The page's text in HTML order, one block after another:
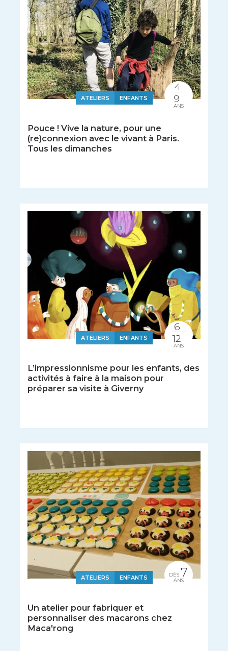
ATELIERS ENFANTS
Pouce ! Vive la nature, pour une
(re)connexion avec le vivant à Paris.
Tous les dimanches
4
9
ANS
ATELIERS ENFANTS
L’impressionnisme pour les enfants, des
activités à faire à la maison pour
préparer sa visite à Giverny
6
12
ANS
ATELIERS ENFANTS
Un atelier pour fabriquer et
personnaliser des macarons chez
Maca'rong
DÈS 7
ANS